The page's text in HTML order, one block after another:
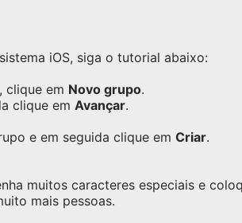
iOS, siga o tutorial abaixo:
clique em Novo grupo.
clique em Avançar.
e em seguida clique em Criar.
muitos caracteres especiais e
mais pessoas.